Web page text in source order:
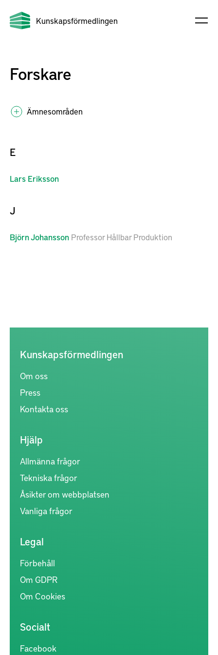
Kunskapsförmedlingen
Forskare
Ämnesområden
E
Lars Eriksson
J
BjörnJohansson Professor Hållbar Produktion
Kunskapsförmedlingen
Om oss
Press
Kontakta oss
Hjälp
Allmänna frågor
Tekniska frågor
Åsikter om webbplatsen
Vanliga frågor
Legal
Förbehåll
Om GDPR
Om Cookies
Socialt
Facebook